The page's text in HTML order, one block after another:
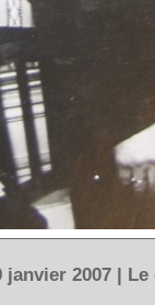
janvier 2007 |